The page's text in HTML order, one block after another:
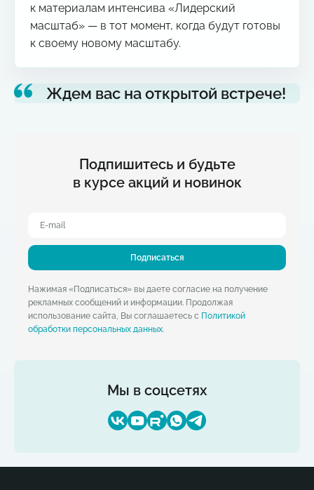
к материалам интенсива «Лидерский
масштаб» — в тот момент, когда будут готовы
к своему новому масштабу.
Ждем вас на открытой встрече!
Подпишитесь и будьте
в курсе акций и новинок
Подписаться
Нажимая «Подписаться» вы даете согласие на получение
рекламных сообщений и информации. Продолжая
использование сайта, Вы соглашаетесь с Политикой
обработки персональных данных.
Мы в соцсетях